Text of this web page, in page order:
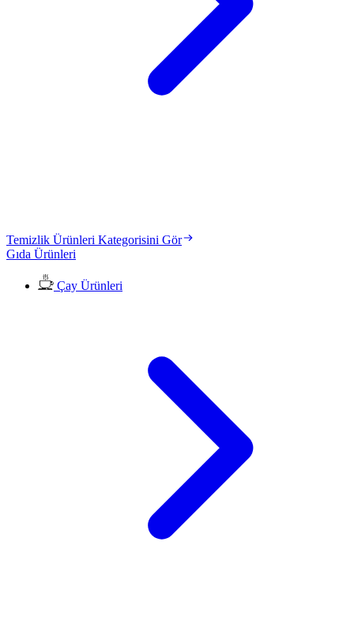
Temizlik Ürünleri Kategorisini Gör
Gıda Ürünleri
Çay Ürünleri